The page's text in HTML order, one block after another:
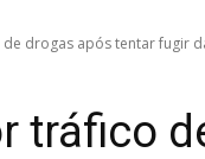
drogas após tentar fugir
tráfico